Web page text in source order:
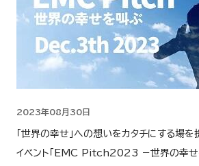
2023年08月30日
「世界の幸せ」への想いをカタチにする場
イベント「EMC Pitch2023 −世界の幸せ